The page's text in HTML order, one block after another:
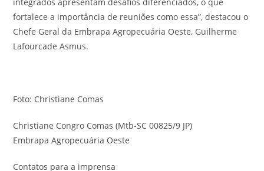
fortalece a importância de reuniões como essa”, destacou o
Chefe Geral da Embrapa Agropecuária Oeste, Guilherme
Lafourcade Asmus.
Foto: Christiane Comas
Christiane Congro Comas (Mtb-SC 00825/9 JP)
Embrapa Agropecuária Oeste
Contatos para a imprensa